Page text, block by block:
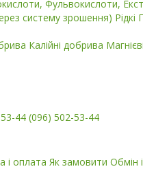
Фульвокислоти,
систему зрошення) Рідкі
Калійні добрива
44 (096) 502-53-44
і оплата Як замовити Обмін